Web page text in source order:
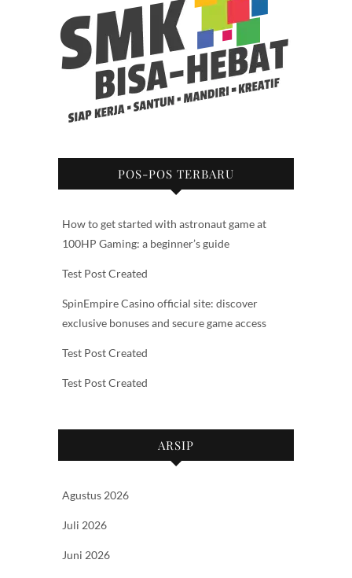
POS-POS TERBARU
How to get started with astronaut game at
100HP Gaming: a beginner’s guide
Test Post Created
SpinEmpire Casino official site: discover
exclusive bonuses and secure game access
Test Post Created
Test Post Created
ARSIP
Agustus 2026
Juli 2026
Juni 2026